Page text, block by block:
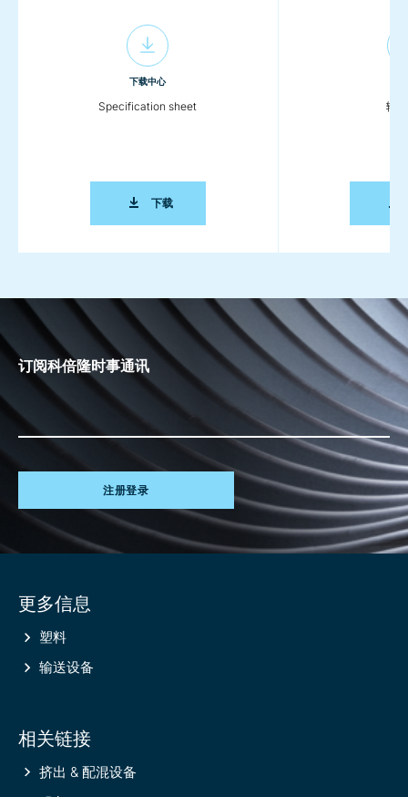
下载中心
Specification sheet
下载SPECIFICATION SHEET
输
订阅科倍隆时事通讯
注册登录
information
更多信息
塑料
输送设备
相关链接
挤出 & 配混设备